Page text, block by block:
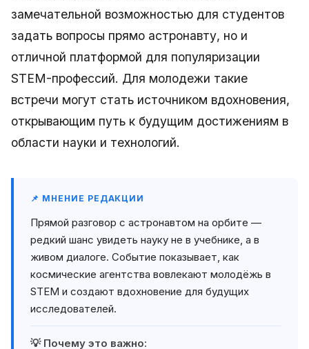
замечательной возможностью для студентов
задать вопросы прямо астронавту, но и
отличной платформой для популяризации
STEM-профессий. Для молодежи такие
встречи могут стать источником вдохновения,
открывающим путь к будущим достижениям в
области науки и технологий.
📌 МНЕНИЕ РЕДАКЦИИ
Прямой разговор с астронавтом на орбите —
редкий шанс увидеть науку не в учебнике, а в
живом диалоге. Событие показывает, как
космические агентства вовлекают молодёжь в
STEM и создают вдохновение для будущих
исследователей.
💡 Почему это важно: